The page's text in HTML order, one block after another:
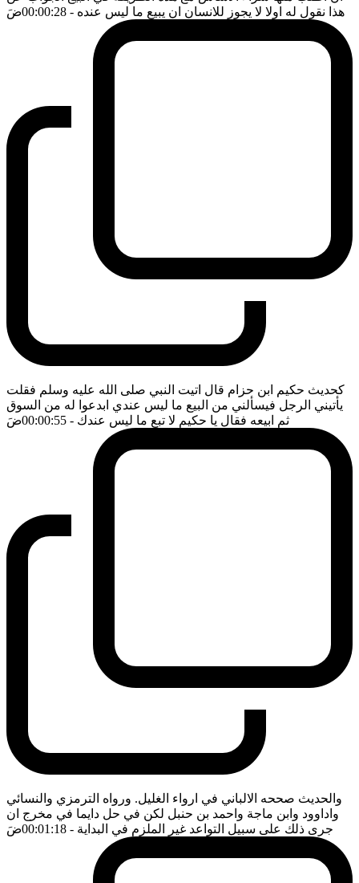
هذا نقول له اولا لا يجوز للانسان ان يبيع ما ليس عنده - 00:00:28 ضَ
كحديث حكيم ابن حزام قال اتيت النبي صلى الله عليه وسلم فقلت
يأتيني الرجل فيسألني من البيع ما ليس عندي ابدعوا له من السوق
ثم ابيعه فقال يا حكيم لا تبع ما ليس عندك - 00:00:55 ضَ
والحديث صححه الالباني في ارواء الغليل. ورواه الترمزي والنسائي
واداوود وابن ماجة واحمد بن حنبل لكن في حل دايما في مخرج ان
جرى ذلك على سبيل التواعد غير الملزم في البداية - 00:01:18 ضَ